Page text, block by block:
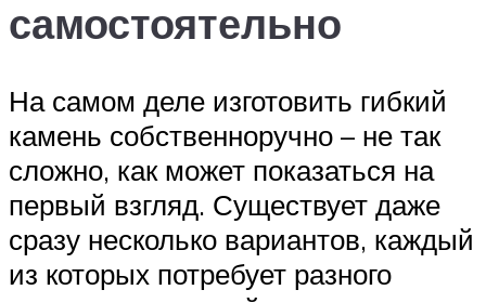
самостоятельно
На самом деле изготовить гибкий
камень собственноручно – не так
сложно, как может показаться на
первый взгляд. Существует даже
сразу несколько вариантов, каждый
из которых потребует разного